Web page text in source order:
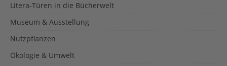
Litera-Türen in die Bücherwelt
Museum & Ausstellung
Nutzpflanzen
Ökologie & Umwelt